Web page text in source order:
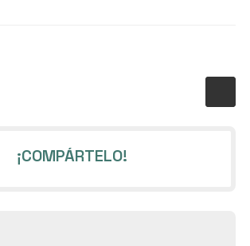
¡COMPÁRTELO!